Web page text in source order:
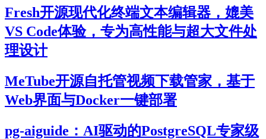
Fresh开源现代化终端文本编辑器，媲美
VS Code体验，专为高性能与超大文件处
理设计
MeTube开源自托管视频下载管家，基于
Web界面与Docker一键部署
pg-aiguide：AI驱动的PostgreSQL专家级